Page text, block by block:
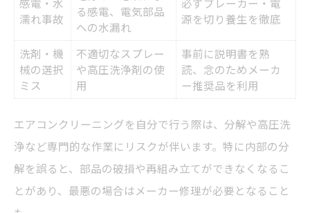
濡れ事故
る感電、電気部品
への水漏れ
源を切り養生を徹底
洗剤・機
械の選択
ミス
不適切なスプレー
や高圧洗浄剤の使
用
事前に説明書を熟
読、念のためメーカ
ー推奨品を利用
エアコンクリーニングを自分で行う際は、分解や高圧洗
浄など専門的な作業にリスクが伴います。特に内部の分
解を誤ると、部品の破損や再組み立てができなくなるこ
とがあり、最悪の場合はメーカー修理が必要となること